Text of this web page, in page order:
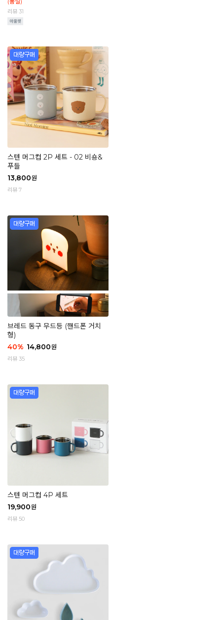
리뷰 31
스텐 머그컵 2P 세트 - 02 비숑&
푸들
13,800원
리뷰 7
브레드 동구 무드등 (핸드폰 거치
형)
40% 14,800원
리뷰 35
스텐 머그컵 4P 세트
19,900원
리뷰 50